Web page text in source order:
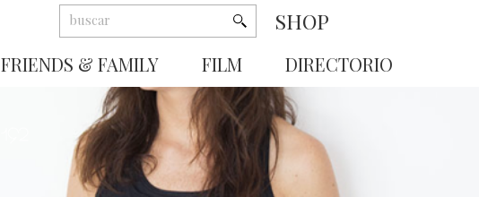
SHOP
FRIENDS & FAMILY FILM DIRECTORIO